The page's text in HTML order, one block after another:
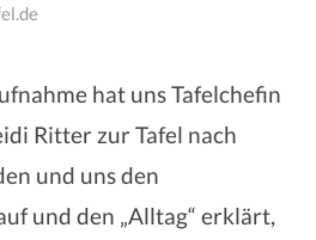
hat uns Tafelchefin
Ritter zur Tafel nach
und uns den
und den „Alltag“ erklärt,